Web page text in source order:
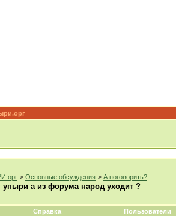
> Основные обсуждения > А поговорить?
упыри а из форума народ уходит ?
Справка Пользователи